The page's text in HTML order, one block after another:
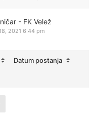
- FK Velež
2021 6:44 pm
Datum postanja